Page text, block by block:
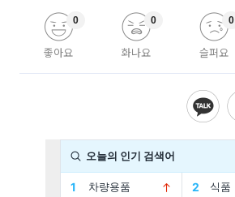
좋아요
0
화나요
0
슬퍼요
0